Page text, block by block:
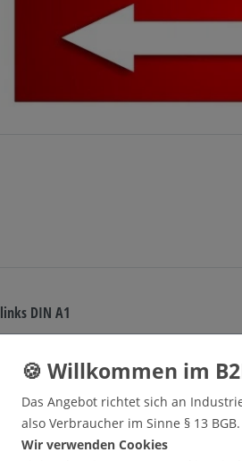
DIN A1
in DIN A1 auf weißem Kunststoff für die
UV-stabil für innen und außen geeignet,
(594 x 841 mm)..
drei Teilen. Ganz oben steht in großen,
Der mittlere Teil nimmt den größten
Das Angebot richtet sich an
also Verbraucher im Sinne § 13
Wir verwenden Cookies